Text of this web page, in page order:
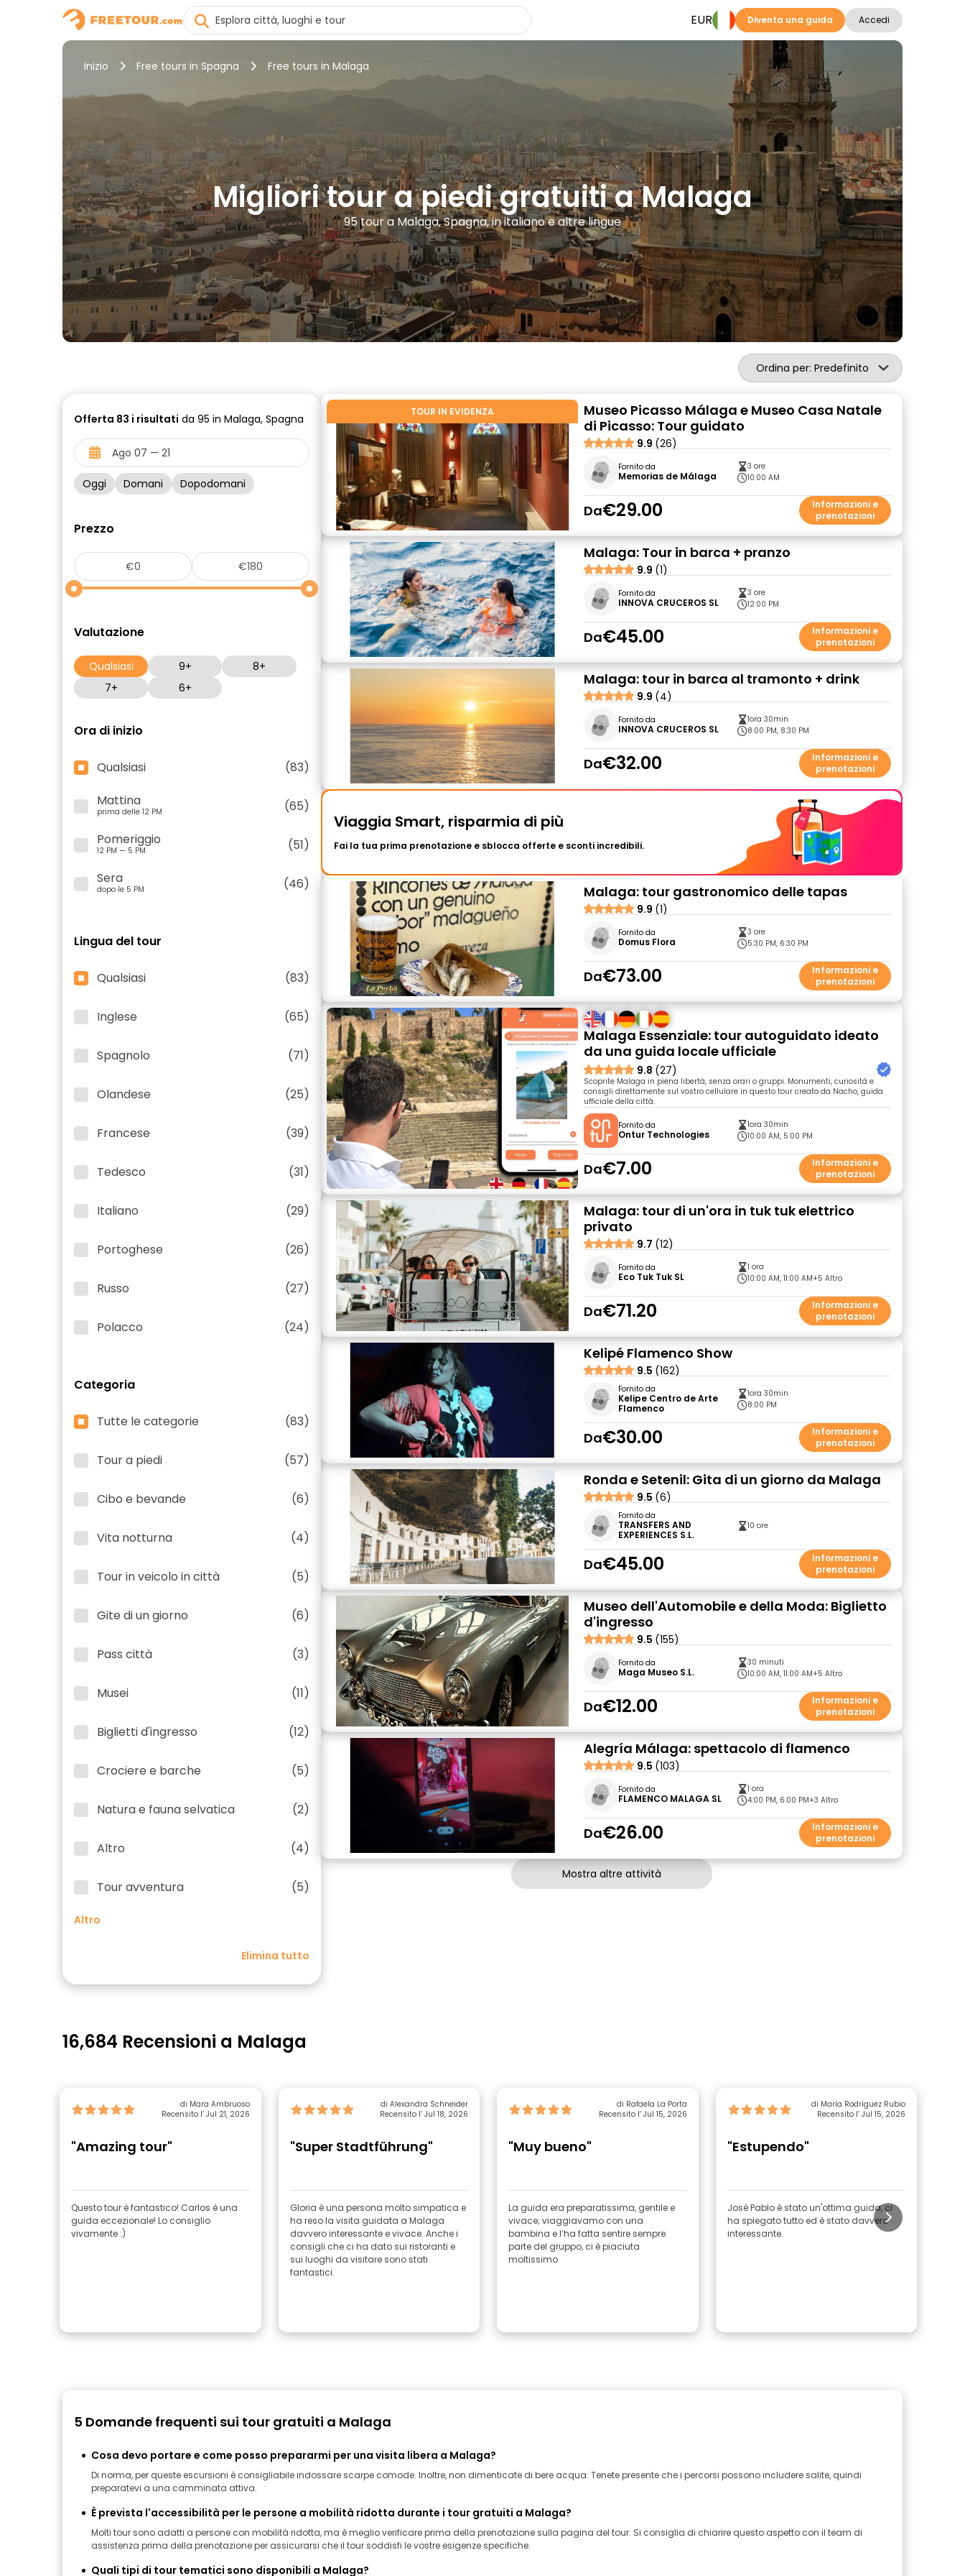
EUR Diventa una guida Accedi
Inizio Free tours in Spagna Free tours in Malaga
Migliori tour a piedi gratuiti a Malaga
95 tour a Malaga, Spagna, in italiano e altre lingue
Ordina per: Predefinito
Offerta 83 i risultati da 95 in Malaga, Spagna
Oggi Domani Dopodomani
Prezzo
Valutazione
Qualsiasi 9+
8+
7+
6+
Ora di inizio
Qualsiasi
(83)
Mattina
prima delle 12 PM
(65)
Pomeriggio
12 PM — 5 PM
(51)
Sera
dopo le 5 PM (46)
Lingua del tour
Qualsiasi (83)
Inglese (65)
Spagnolo (71)
Olandese (25)
Francese (39)
Tedesco (31)
Italiano (29)
Portoghese (26)
Russo (27)
Polacco (24)
Categoria
Tutte le categorie (83)
Tour a piedi (57)
Cibo e bevande (6)
Vita notturna (4)
Tour in veicolo in città (5)
Gite di un giorno (6)
Pass città (3)
Musei (11)
Biglietti d'ingresso (12)
Crociere e barche (5)
Natura e fauna selvatica (2)
Altro (4)
Tour avventura (5)
Altro
Elimina tutto
TOUR IN EVIDENZA
Museo Picasso Málaga e Museo Casa Natale
di Picasso: Tour guidato
9.9 (26)
Fornito da
Memorias de Málaga
3 ore
10:00 AM
Da€29.00
Informazioni e
prenotazioni
Malaga: Tour in barca + pranzo
9.9 (1)
Fornito da
INNOVA CRUCEROS SL
3 ore
12:00 PM
Da€45.00
Informazioni e
prenotazioni
Malaga: tour in barca al tramonto + drink
9.9 (4)
Fornito da
INNOVA CRUCEROS SL
1ora 30min
8:00 PM, 8:30 PM
Da€32.00
Informazioni e
prenotazioni
Viaggia Smart, risparmia di più
Fai la tua prima prenotazione e sblocca offerte e sconti incredibili.
Malaga: tour gastronomico delle tapas
9.9 (1)
Fornito da
Domus Flora
3 ore
5:30 PM, 6:30 PM
Da€73.00
Informazioni e
prenotazioni
Malaga Essenziale: tour autoguidato ideato
da una guida locale ufficiale
9.8 (27)
Scoprite Malaga in piena libertà, senza orari o gruppi. Monumenti, curiosità e
consigli direttamente sul vostro cellulare in questo tour creato da Nacho, guida
ufficiale della città.
Fornito da
Ontur Technologies
1ora 30min
10:00 AM, 5:00 PM
Da€7.00
Informazioni e
prenotazioni
Malaga: tour di un'ora in tuk tuk elettrico
privato
9.7 (12)
Fornito da
Eco Tuk Tuk SL
1 ora
10:00 AM, 11:00 AM+5 Altro
Da€71.20
Informazioni e
prenotazioni
Kelipé Flamenco Show
9.5 (162)
Fornito da
Kelipe Centro de Arte
Flamenco
1ora 30min
8:00 PM
Da€30.00
Informazioni e
prenotazioni
Ronda e Setenil: Gita di un giorno da Malaga
9.5 (6)
Fornito da
TRANSFERS AND
EXPERIENCES S.L.
10 ore
Da€45.00
Informazioni e
prenotazioni
Museo dell'Automobile e della Moda: Biglietto
d'ingresso
9.5 (155)
Fornito da
Maga Museo S.L.
30 minuti
10:00 AM, 11:00 AM+5 Altro
Da€12.00
Informazioni e
prenotazioni
Alegría Málaga: spettacolo di flamenco
9.5 (103)
Fornito da
FLAMENCO MALAGA SL
1 ora
4:00 PM, 6:00 PM+3 Altro
Da€26.00
Informazioni e
prenotazioni
Mostra altre attività
16,684 Recensioni a Malaga
di Mara Ambruoso
Recensito l’ Jul 21, 2026
"Amazing tour"
Questo tour è fantastico! Carlos è una
guida eccezionale! Lo consiglio
vivamente :)
di Alexandra Schneider
Recensito l’ Jul 18, 2026
"Super Stadtführung"
Gloria è una persona molto simpatica e
ha reso la visita guidata a Malaga
davvero interessante e vivace. Anche i
consigli che ci ha dato sui ristoranti e
sui luoghi da visitare sono stati
fantastici.
di Rafaela La Porta
Recensito l’ Jul 15, 2026
"Muy bueno"
La guida era preparatissima, gentile e
vivace; viaggiavamo con una
bambina e l’ha fatta sentire sempre
parte del gruppo, ci è piaciuta
moltissimo
di María Rodríguez Rubio
Recensito l’ Jul 15, 2026
"Estupendo"
José Pablo è stato un'ottima guida, ci
ha spiegato tutto ed è stato davvero
interessante.
5 Domande frequenti sui tour gratuiti a Malaga
Cosa devo portare e come posso prepararmi per una visita libera a Malaga?
Di norma, per queste escursioni è consigliabile indossare scarpe comode. Inoltre, non dimenticate di bere acqua. Tenete presente che i percorsi possono includere salite, quindi
preparatevi a una camminata attiva.
È prevista l'accessibilità per le persone a mobilità ridotta durante i tour gratuiti a Malaga?
Molti tour sono adatti a persone con mobilità ridotta, ma è meglio verificare prima della prenotazione sulla pagina del tour. Si consiglia di chiarire questo aspetto con il team di
assistenza prima della prenotazione per assicurarsi che il tour soddisfi le vostre esigenze specifiche.
Quali tipi di tour tematici sono disponibili a Malaga?